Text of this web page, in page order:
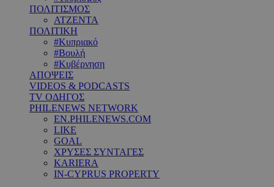
ΠΟΛΙΤΙΣΜΟΣ
ΑΤΖΕΝΤΑ
ΠΟΛΙΤΙΚΗ
#Κυπριακό
#Βουλή
#Κυβέρνηση
ΑΠΟΨΕΙΣ
VIDEOS & PODCASTS
TV ΟΔΗΓΟΣ
PHILENEWS NETWORK
EN.PHILENEWS.COM
LIKE
GOAL
ΧΡΥΣΕΣ ΣΥΝΤΑΓΕΣ
KARIERA
IN-CYPRUS PROPERTY